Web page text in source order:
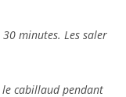
30 minutes. Les saler
cabillaud pendant